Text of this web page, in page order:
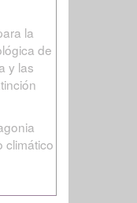
la
de
y las
climático